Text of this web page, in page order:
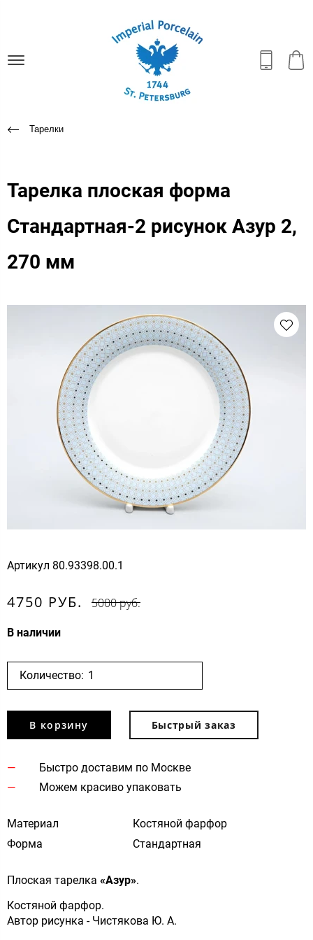
Тарелки
Тарелка плоская форма
Стандартная-2 рисунок Азур 2,
270 мм
Артикул 80.93398.00.1
4750 РУБ. 5000 руб.
В наличии
Количество:
В корзину Быстрый заказ
Быстро доставим по Москве
Можем красиво упаковать
Материал
Костяной фарфор
Форма
Стандартная
Плоская тарелка «Азур».
Костяной фарфор.
Автор рисунка - Чистякова Ю. А.